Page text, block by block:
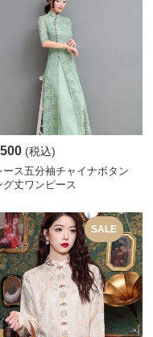
(税込)
ース五分袖チャイナボタン
グ丈ワンピース
SALE